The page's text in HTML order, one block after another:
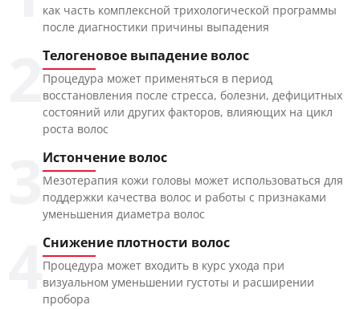
как часть комплексной трихологической программы
после диагностики причины выпадения
Телогеновое выпадение волос
Процедура может применяться в период
восстановления после стресса, болезни, дефицитных
состояний или других факторов, влияющих на цикл
роста волос
Истончение волос
Мезотерапия кожи головы может использоваться для
поддержки качества волос и работы с признаками
уменьшения диаметра волос
Снижение плотности волос
Процедура может входить в курс ухода при
визуальном уменьшении густоты и расширении
пробора